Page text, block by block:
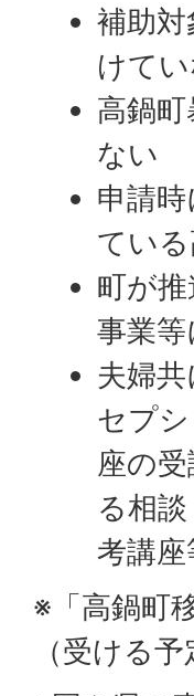
補助
けて
高鍋
ない
申請
てい
町が
事業
夫婦
セプ
座の
る相
考講
※「高鍋町
（受ける